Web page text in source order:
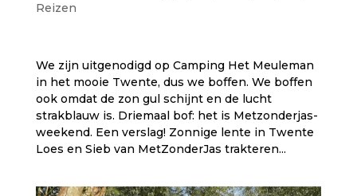
Reizen
We zijn uitgenodigd op Camping Het Meuleman
in het mooie Twente, dus we boffen. We boffen
ook omdat de zon gul schijnt en de lucht
strakblauw is. Driemaal bof: het is Metzonderjas-
weekend. Een verslag! Zonnige lente in Twente
Loes en Sieb van MetZonderJas trakteren...